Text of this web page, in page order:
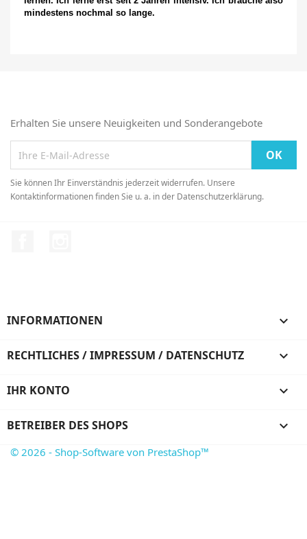
mindestens nochmal so lange.
Erhalten Sie unsere Neuigkeiten und Sonderangebote
Sie können Ihr Einverständnis jederzeit widerrufen. Unsere
Kontaktinformationen finden Sie u. a. in der Datenschutzerklärung.
INFORMATIONEN 
RECHTLICHES / IMPRESSUM / DATENSCHUTZ 
IHR KONTO 
BETREIBER DES SHOPS keyboard_arrow_down
© 2026 - Shop-Software von PrestaShop™
Anmelden
Sie müssen eingeloggt sein, um Kurse in Ihrer Wunschliste